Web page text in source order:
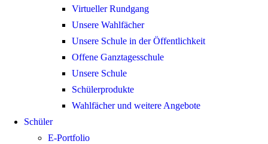
Virtueller Rundgang
Unsere Wahlfächer
Unsere Schule in der Öffentlichkeit
Offene Ganztagesschule
Unsere Schule
Schülerprodukte
Wahlfächer und weitere Angebote
Schüler
E-Portfolio